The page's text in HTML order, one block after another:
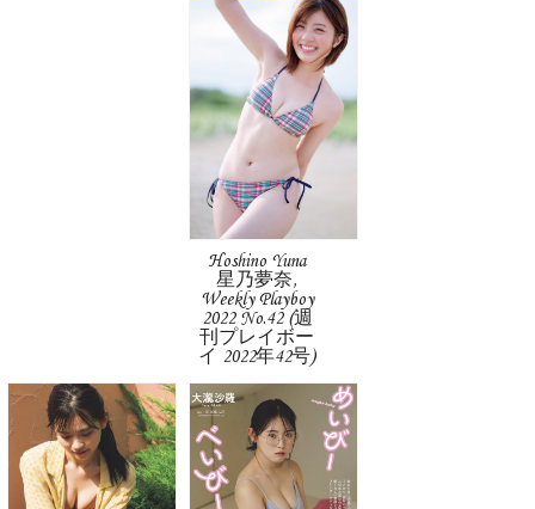
Hoshino Yuna
星乃夢奈,
Weekly Playboy
2022 No.42 (週
刊プレイボー
イ 2022年42号)